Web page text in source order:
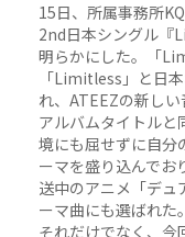
15日、所属事務所
2nd日本シングル『
明らかにした。「
「Limitless」と日
れ、ATEEZの新しい
アルバムタイトル
境にも屈せずに自分
ーマを盛り込んでお
送中のアニメ「デュ
ーマ曲にも選ばれた。
それだけでなく、今